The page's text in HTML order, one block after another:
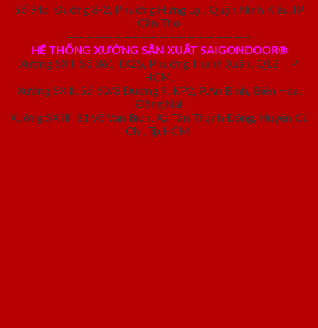
Số 94c, Đường 3/2, Phường Hưng Lợi, Quận Ninh Kiều,TP
Cần Thơ
————————————————————
HỆ THỐNG XƯỞNG SẢN XUẤT SAIGONDOOR®
Xưởng SX I: Số 361 TX25, Phường Thạnh Xuân, Q12, TP.
HCM.
Xưởng SX II: Số 60/3 Đường 9, KP2, P.An Bình, Biên Hòa,
Đồng Nai
Xưởng SX III: 81 Võ Văn Bích, Xã Tân Thạnh Đông, Huyện Củ
Chi, Tp.HCM